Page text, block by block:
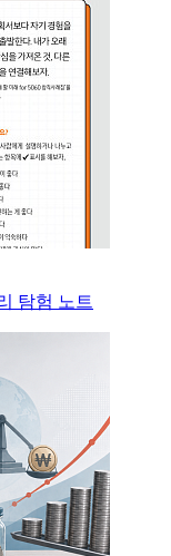
탐험 노트